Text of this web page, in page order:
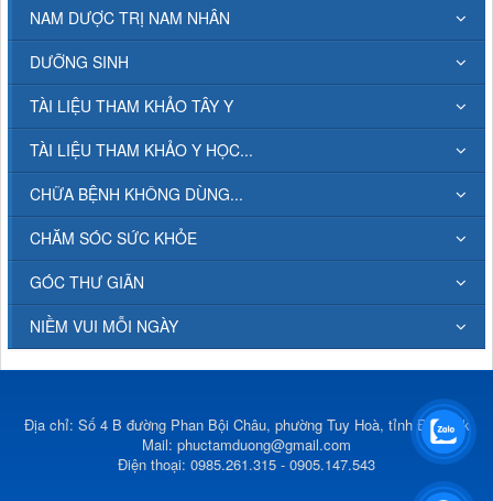
NAM DƯỢC TRỊ NAM NHÂN
DƯỠNG SINH
TÀI LIỆU THAM KHẢO TÂY Y
TÀI LIỆU THAM KHẢO Y HỌC...
CHỮA BỆNH KHÔNG DÙNG...
CHĂM SÓC SỨC KHỎE
GÓC THƯ GIÃN
NIỀM VUI MỖI NGÀY
Địa chỉ: Số 4 B đường Phan Bội Châu, phường Tuy Hoà, tỉnh Đắk Lắk
Mail: phuctamduong@gmail.com
Điện thoại: 0985.261.315 - 0905.147.543